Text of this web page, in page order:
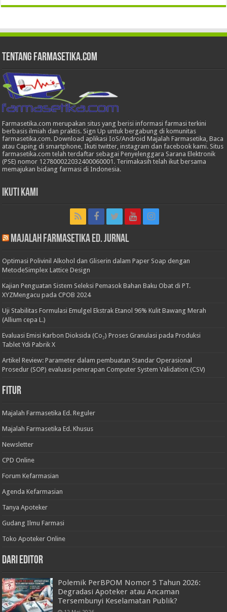
Tentang Farmasetika.com
Farmasetika.com merupakan situs yang berisi informasi farmasi terkini
berbasis ilmiah dan praktis. Sign Up untuk bergabung di komunitas
farmasetika.com. Download aplikasi IoS/Android Majalah Farmasetika, Baca
atau Caping di smartphone, Ikuti twitter, instagram dan facebook kami. Situs
farmasetika.com telah terdaftar sebagai Penyelenggara Sarana Elektronik
(PSE) nomor 127800022032400060001. Terimakasih telah ikut bersama
memajukan bidang farmasi di Indonesia.
Ikuti Kami
Majalah Farmasetika Ed. Jurnal
Optimasi Polivinil Alkohol dan Gliserin dalam Paper Soap dengan
MetodeSimplex Lattice Design
Kajian Penguatan Sistem Seleksi Pemasok Bahan Baku Obat di PT.
XYZMengacu pada CPOB 2024
Uji Stabilitas Formulasi Emulgel Ekstrak Etanol 96% Kulit Bawang Merah
(Allium cepa L.)
Evaluasi Emisi Karbon Dioksida (Co₂) Proses Granulasi pada Produksi
Tablet Ydi Pabrik X
Artikel Review: Parameter dalam pembuatan Standar Operasional
Prosedur (SOP) evaluasi penerapan Computer System Validation (CSV)
Fitur
Majalah Farmasetika Ed. Reguler
Majalah Farmasetika Ed. Khusus
Newsletter
CPD Online
Forum Kefarmasian
Agenda Kefarmasian
Tanya Apoteker
Gudang Ilmu Farmasi
Toko Apoteker Online
Dari Editor
Polemik PerBPOM Nomor 5 Tahun 2026:
Degradasi Apoteker atau Ancaman
Tersembunyi Keselamatan Publik?